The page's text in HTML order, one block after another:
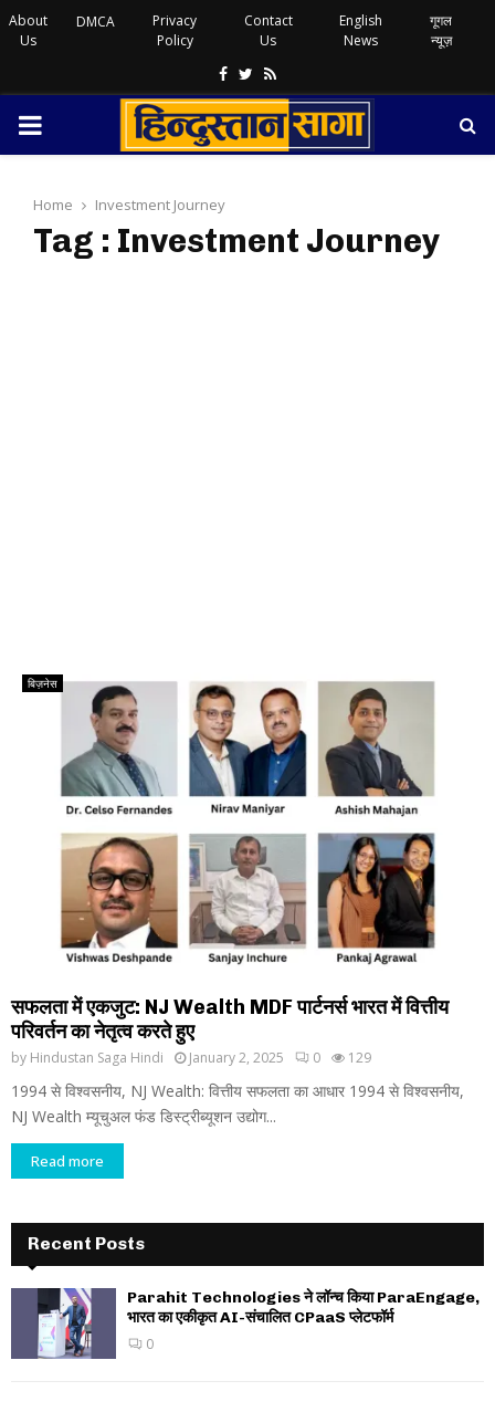
About
Us
DMCA
Privacy
Policy
Contact
Us
English
News
गूगल
न्यूज़
Facebook
Twitter
Rss
PRIMARY
Home Investment Journey
Tag : Investment Journey
बिज़नेस
सफलता में एकजुट: NJ Wealth MDF पार्टनर्स भारत में वित्तीय
परिवर्तन का नेतृत्व करते हुए
by Hindustan Saga Hindi January 2, 2025 0 129
1994 से विश्वसनीय, NJ Wealth: वित्तीय सफलता का आधार 1994 से विश्वसनीय,
NJ Wealth म्यूचुअल फंड डिस्ट्रीब्यूशन उद्योग...
Read more
Recent Posts
Parahit Technologies ने लॉन्च किया ParaEngage,
भारत का एकीकृत AI-संचालित CPaaS प्लेटफॉर्म
0